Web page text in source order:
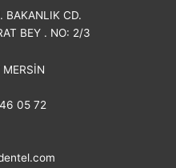
BAKANLIK CD.
BEY . NO: 2/3
05 72